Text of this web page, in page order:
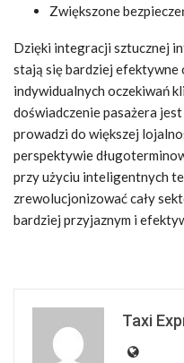
Zwiększone
Dzięki integracji sztucznej
stają się bardziej efektywne
indywidualnych oczekiwań
doświadczenie pasażera
prowadzi do większej
perspektywie
przy użyciu inteligentnych
zrewolucjonizować cały
bardziej przyjaznym i
Taxi